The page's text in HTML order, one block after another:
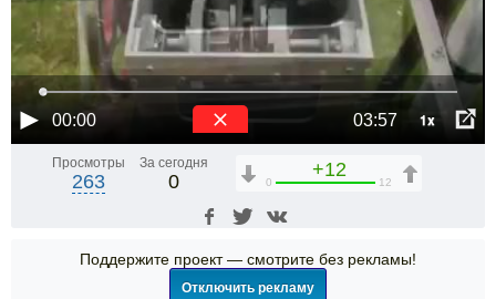
00:00 03:57 1x
Просмотры
263
За сегодня
0
+12
0 12
Поддержите проект — смотрите без рекламы!
Отключить рекламу